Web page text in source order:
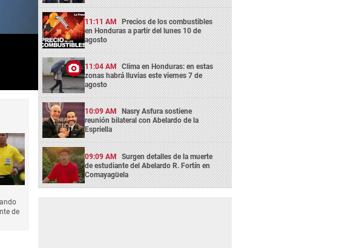
de
11:11 AM Precios de los combustibles
en Honduras a partir del lunes 10 de
agosto
11:04 AM Clima en Honduras: en estas
zonas habrá lluvias este viernes 7 de
agosto
10:09 AM Nasry Asfura sostiene
reunión bilateral con Abelardo de la
Espriella
09:09 AM Surgen detalles de la muerte
de estudiante del Abelardo R. Fortín en
Comayagüela